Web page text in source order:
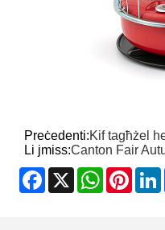
Preċedenti:Kif tagħżel
Li jmiss:Canton Fair
Facebook
X WhatsApp